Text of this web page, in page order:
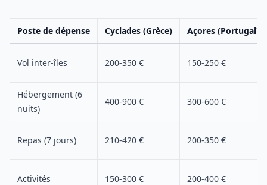
Poste de dépense Cyclades (Grèce) Açores (Portugal)
Vol inter-îles 200-350 € 150-250 €
Hébergement (6
nuits)
400-900 € 300-600 €
Repas (7 jours) 210-420 € 200-350 €
Activités 150-300 € 200-400 €